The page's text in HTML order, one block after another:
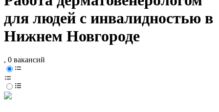
для людей с инвалидностью в
Нижнем Новгороде
, 0 вакансий